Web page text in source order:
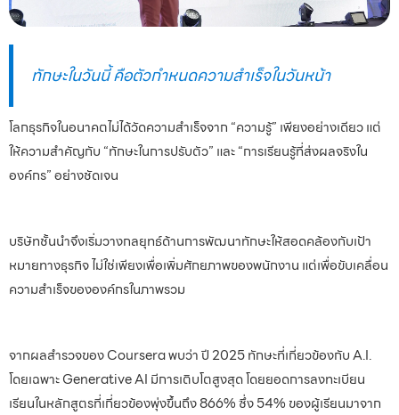
ทักษะในวันนี้ คือตัวกำหนดความสำเร็จในวันหน้า
โลกธุรกิจในอนาคตไม่ได้วัดความสำเร็จจาก “ความรู้” เพียงอย่างเดียว แต่
ให้ความสำคัญกับ “ทักษะในการปรับตัว” และ “การเรียนรู้ที่ส่งผลจริงใน
องค์กร” อย่างชัดเจน
บริษัทชั้นนำจึงเริ่มวางกลยุทธ์ด้านการพัฒนาทักษะให้สอดคล้องกับเป้า
หมายทางธุรกิจ ไม่ใช่เพียงเพื่อเพิ่มศักยภาพของพนักงาน แต่เพื่อขับเคลื่อน
ความสำเร็จขององค์กรในภาพรวม
จากผลสำรวจของ Coursera พบว่า ปี 2025 ทักษะที่เกี่ยวข้องกับ A.I.
โดยเฉพาะ Generative AI มีการเติบโตสูงสุด โดยยอดการลงทะเบียน
เรียนในหลักสูตรที่เกี่ยวข้องพุ่งขึ้นถึง 866% ซึ่ง 54% ของผู้เรียนมาจาก